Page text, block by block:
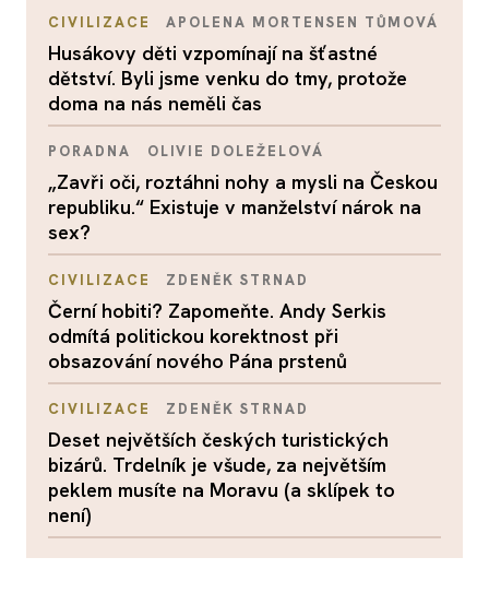
CIVILIZACE APOLENA MORTENSEN TŮMOVÁ
Husákovy děti vzpomínají na šťastné
dětství. Byli jsme venku do tmy, protože
doma na nás neměli čas
PORADNA OLIVIE DOLEŽELOVÁ
„Zavři oči, roztáhni nohy a mysli na Českou
republiku.“ Existuje v manželství nárok na
sex?
CIVILIZACE ZDENĚK STRNAD
Černí hobiti? Zapomeňte. Andy Serkis
odmítá politickou korektnost při
obsazování nového Pána prstenů
CIVILIZACE ZDENĚK STRNAD
Deset největších českých turistických
bizárů. Trdelník je všude, za největším
peklem musíte na Moravu (a sklípek to
není)